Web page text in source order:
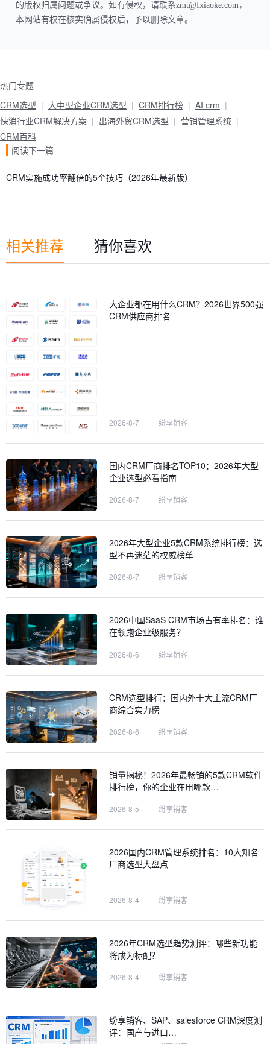
的版权归属问题或争议。如有侵权，请联系zmt@fxiaoke.com，
本网站有权在核实确属侵权后，予以删除文章。
热门专题
CRM选型
大中型企业CRM选型 CRM排行榜
AI crm
快消行业CRM解决方案
出海外贸CRM选型
营销管理系统
CRM百科
阅读下一篇
CRM实施成功率翻倍的5个技巧（2026年最新版）
相关推荐 猜你喜欢
大企业都在用什么CRM？2026世界500强
CRM供应商排名
2026-8-7 | 纷享销客
国内CRM厂商排名TOP10：2026年大型
企业选型必看指南
2026-8-7 | 纷享销客
2026年大型企业5款CRM系统排行榜：选
型不再迷茫的权威榜单
2026-8-7 | 纷享销客
2026中国SaaS CRM市场占有率排名：谁
在领跑企业级服务？
2026-8-6 | 纷享销客
CRM选型排行：国内外十大主流CRM厂
商综合实力榜
2026-8-6 | 纷享销客
销量揭秘！2026年最畅销的5款CRM软件
排行榜，你的企业在用哪款…
2026-8-5 | 纷享销客
2026国内CRM管理系统排名：10大知名
厂商选型大盘点
2026-8-4 | 纷享销客
2026年CRM选型趋势测评：哪些新功能
将成为标配？
2026-8-4 | 纷享销客
纷享销客、SAP、salesforce CRM深度测
评：国产与进口…